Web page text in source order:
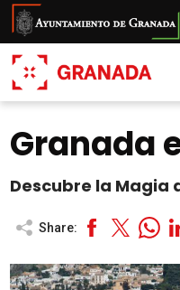
Skip
main
content
Granada
Descubre la Magia
Share: